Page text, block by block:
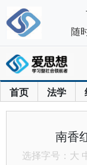
首页 法学
南香
选择字号： 大
随